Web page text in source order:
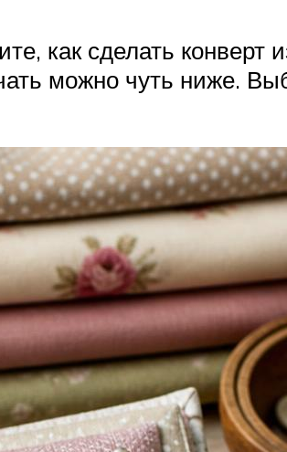
как сделать конверт
можно чуть ниже.